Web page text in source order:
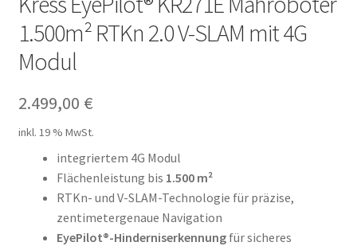
1.500m² RTKn 2.0 V-SLAM mit 4G
Modul
2.499,00 €
inkl. 19 % MwSt.
integriertem 4G Modul
Flächenleistung bis 1.500 m²
RTKn- und V-SLAM-Technologie für präzise,
zentimetergenaue Navigation
EyePilot®-Hinderniserkennungfür sicheres